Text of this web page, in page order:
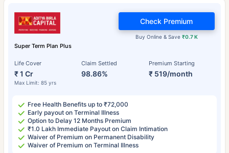
Super Term Plan Plus
Life Cover
₹ 1 Cr
Max Limit: 85 yrs
Claim Settled
98.86%
Premium Starting
₹ 519/month
Buy Online & Save ₹0.7 K
Check Premium
Free Health Benefits up to ₹72,000
Early payout on Terminal Illness
Option to Delay 12 Months Premium
₹1.0 Lakh Immediate Payout on Claim Intimation
Waiver of Premium on Permanent Disability
Waiver of Premium on Terminal Illness